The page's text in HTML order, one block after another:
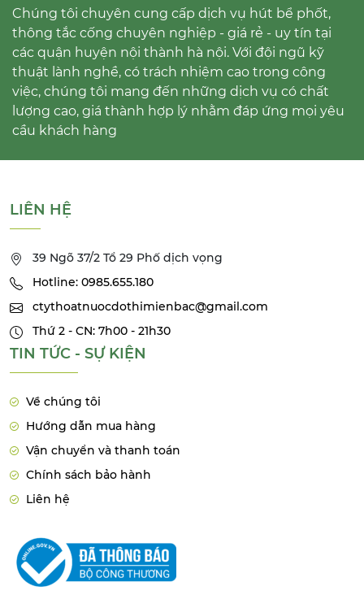
Chúng tôi chuyên cung cấp dịch vụ hút bể phốt,
thông tắc cống chuyên nghiệp - giá rẻ - uy tín tại
các quận huyện nội thành hà nội. Với đội ngũ kỹ
thuật lành nghề, có trách nhiệm cao trong công
việc, chúng tôi mang đến những dịch vụ có chất
lượng cao, giá thành hợp lý nhằm đáp ứng mọi yêu
cầu khách hàng
LIÊN HỆ
39 Ngõ 37/2 Tổ 29 Phố dịch vọng
Hotline: 0985.655.180
ctythoatnuocdothimienbac@gmail.com
Thứ 2 - CN: 7h00 - 21h30
TIN TỨC - SỰ KIỆN
Về chúng tôi
Hướng dẫn mua hàng
Vận chuyển và thanh toán
Chính sách bảo hành
Liên hệ